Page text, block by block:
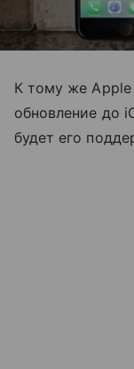
К тому же Apple
обновление до
будет его